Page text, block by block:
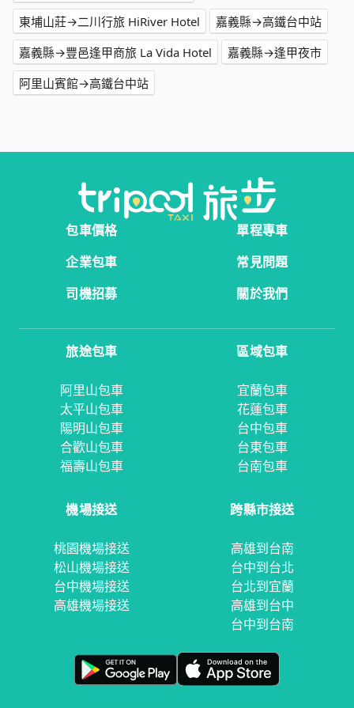
東埔山莊→二川行旅 HiRiver Hotel
嘉義縣→高鐵台中站
嘉義縣→豐邑逢甲商旅 La Vida Hotel
嘉義縣→逢甲夜市
阿里山賓館→高鐵台中站
包車價格
單程專車
企業包車
常見問題
司機招募
關於我們
旅途包車
阿里山包車
太平山包車
陽明山包車
合歡山包車
福壽山包車
區域包車
宜蘭包車
花蓮包車
台中包車
台東包車
台南包車
機場接送
桃園機場接送
松山機場接送
台中機場接送
高雄機場接送
跨縣市接送
高雄到台南
台中到台北
台北到宜蘭
高雄到台中
台中到台南